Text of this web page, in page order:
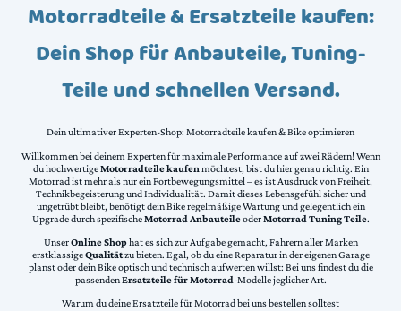
Motorradteile & Ersatzteile kaufen:
Dein Shop für Anbauteile, Tuning-
Teile und schnellen Versand.
Dein ultimativer Experten-Shop: Motorradteile kaufen & Bike optimieren
Willkommen bei deinem Experten für maximale Performance auf zwei Rädern! Wenn
du hochwertigeMotorradteile kaufen möchtest, bist du hier genau richtig. Ein
Motorrad ist mehr als nur ein Fortbewegungsmittel – es ist Ausdruck von Freiheit,
Technikbegeisterung und Individualität. Damit dieses Lebensgefühl sicher und
ungetrübt bleibt, benötigt dein Bike regelmäßige Wartung und gelegentlich ein
Upgrade durch spezifischeMotorrad AnbauteileoderMotorrad Tuning Teile.
UnserOnline Shophat es sich zur Aufgabe gemacht, Fahrern aller Marken
erstklassigeQualitätzu bieten. Egal, ob du eine Reparatur in der eigenen Garage
planst oder dein Bike optisch und technisch aufwerten willst: Bei uns findest du die
passendenErsatzteile für Motorrad-Modelle jeglicher Art.
Warum du deine Ersatzteile für Motorrad bei uns bestellen solltest